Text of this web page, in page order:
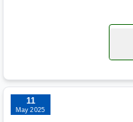
11
May 2025